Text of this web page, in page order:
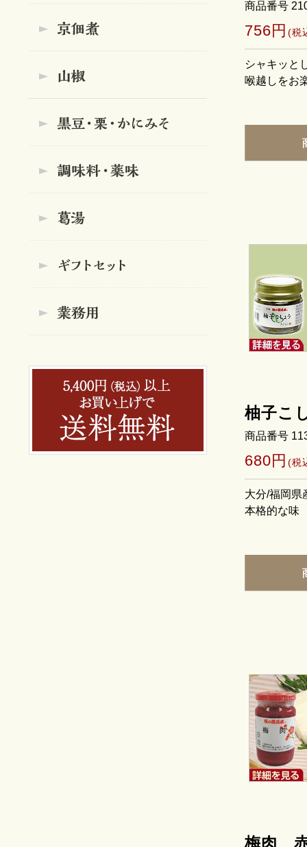
商品番号
756円 (税
シャキッと
喉越しをお
柚子こ
商品番号
680円 (税
大分/福岡
本格的な味
梅肉